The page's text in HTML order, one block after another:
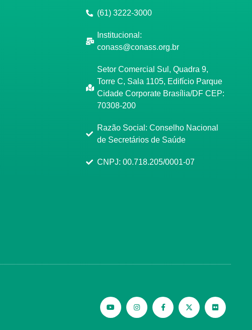
(61) 3222-3000
Institucional:
conass@conass.org.br
Setor Comercial Sul, Quadra 9,
Torre C, Sala 1105, Edifício Parque
Cidade Corporate Brasília/DF CEP:
70308-200
Razão Social: Conselho Nacional
de Secretários de Saúde
CNPJ: 00.718.205/0001-07